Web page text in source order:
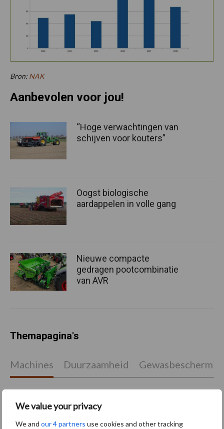
We value your privacy
We and our 4 partners use cookies and other tracking
Bron: NAK
Aanbevolen voor jou!
“Hoge verwachtingen van
schijven voor kouters”
Oogst biologische
aardappelen in volle gang
Nieuwe compacte
gedragen pootcombinatie
van AVR
Themapagina's
Machines Duurzaamheid
Kunstmeststrooier Pootmachine